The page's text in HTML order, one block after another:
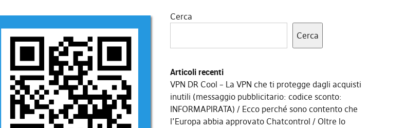
Cerca
Cerca
Articoli recenti
VPN DR Cool – La VPN che ti protegge dagli acquisti
inutili (messaggio pubblicitario: codice sconto:
INFORMAPIRATA)
Ecco perché sono contento che
l’Europa abbia approvato Chatcontrol
Oltre lo